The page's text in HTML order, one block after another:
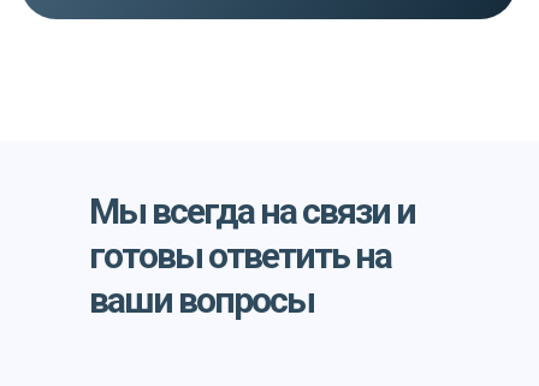
Мы всегда на связи и
готовы ответить на
ваши вопросы